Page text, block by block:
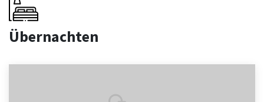
Übernachten